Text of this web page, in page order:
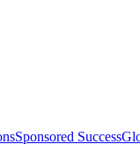
Sponsored Success